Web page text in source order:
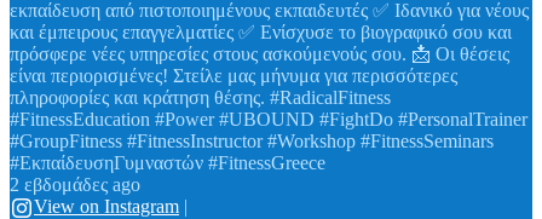
εκπαίδευση από πιστοποιημένους εκπαιδευτές ✅ Ιδανικό για νέους
και έμπειρους επαγγελματίες ✅ Ενίσχυσε το βιογραφικό σου και
πρόσφερε νέες υπηρεσίες στους ασκούμενούς σου. 📩 Οι θέσεις
είναι περιορισμένες! Στείλε μας μήνυμα για περισσότερες
πληροφορίες και κράτηση θέσης. #RadicalFitness
#FitnessEducation #Power #UBOUND #FightDo #PersonalTrainer
#GroupFitness #FitnessInstructor #Workshop #FitnessSeminars
#ΕκπαίδευσηΓυμναστών #FitnessGreece
2 εβδομάδες ago
View on Instagram |